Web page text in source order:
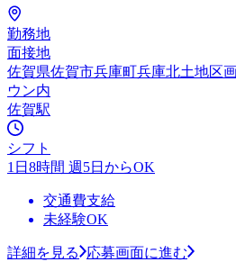
勤務地
面接地
佐賀県佐賀市兵庫町兵庫北土地区
ウン内
佐賀駅
シフト
1日8時間 週5日からOK
交通費支給
未経験OK
詳細を見る
応募画面に進む